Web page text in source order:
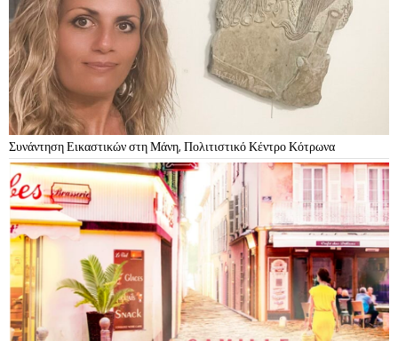
Συνάντηση Εικαστικών στη Μάνη, Πολιτιστικό Κέντρο Κότρωνα